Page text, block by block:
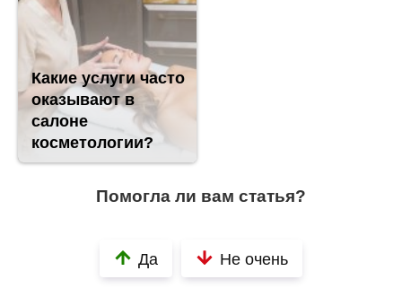
Какие услуги часто
оказывают в
салоне
косметологии?
Помогла ли вам статья?
Да Не очень